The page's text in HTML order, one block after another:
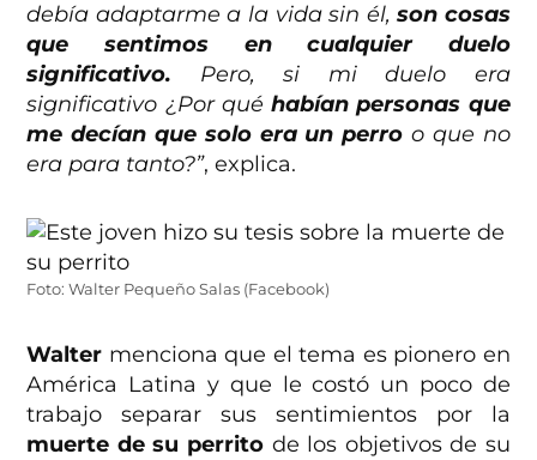
debía adaptarme a la vida sin él,son cosas
que sentimos en cualquier duelo
significativo. Pero, si mi duelo era
significativo ¿Por quéhabían personas que
me decían que solo era un perro o que no
era para tanto?”, explica.
Foto: Walter Pequeño Salas (Facebook)
Walter menciona que el tema es pionero en
América Latina y que le costó un poco de
trabajo separar sus sentimientos por la
muerte de su perritode los objetivos de su